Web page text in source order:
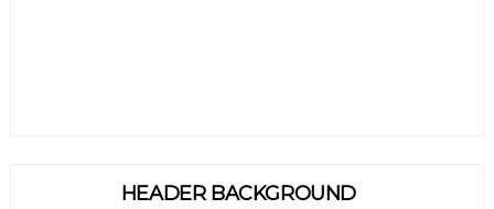
HEADER BACKGROUND